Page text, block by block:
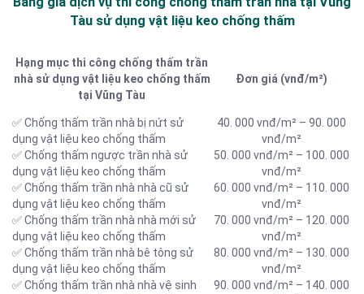
Tàu sử dụng vật liệu keo chống thấm
Hạng mục thi công chống thấm trần
nhà sử dụng vật liệu keo chống thấm
tại Vũng Tàu
Đơn giá (vnđ/m²)
✅ Chống thấm trần nhà bị nứt sử
dụng vật liệu keo chống thấm
40. 000 vnđ/m² – 90. 000
vnđ/m²
✅ Chống thấm ngược trần nhà sử
dụng vật liệu keo chống thấm
50. 000 vnđ/m² – 100. 000
vnđ/m²
✅ Chống thấm trần nhà nhà cũ sử
dụng vật liệu keo chống thấm
60. 000 vnđ/m² – 110. 000
vnđ/m²
✅ Chống thấm trần nhà nhà mới sử
dụng vật liệu keo chống thấm
70. 000 vnđ/m² – 120. 000
vnđ/m²
✅ Chống thấm trần nhà bê tông sử
dụng vật liệu keo chống thấm
80. 000 vnđ/m² – 130. 000
vnđ/m²
✅ Chống thấm trần nhà nhà vệ sinh
90. 000 vnđ/m² – 140. 000